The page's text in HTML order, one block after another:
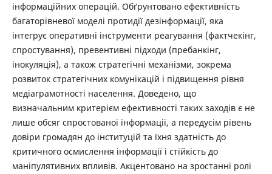
інформаційних операцій. Обґрунтовано ефективність
багаторівневої моделі протидії дезінформації, яка
інтегрує оперативні інструменти реагування (фактчекінг,
спростування), превентивні підходи (пребанкінг,
інокуляція), а також стратегічні механізми, зокрема
розвиток стратегічних комунікацій і підвищення рівня
медіаграмотності населення. Доведено, що
визначальним критерієм ефективності таких заходів є не
лише обсяг спростованої інформації, а передусім рівень
довіри громадян до інституцій та їхня здатність до
критичного осмислення інформації і стійкість до
маніпулятивних впливів. Акцентовано на зростанні ролі